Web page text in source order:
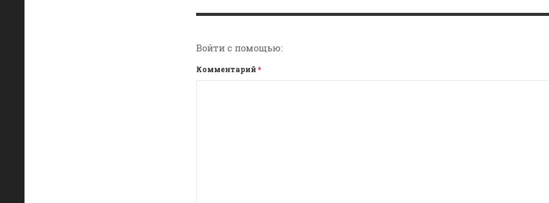
Войти с помощью:
Комментарий *